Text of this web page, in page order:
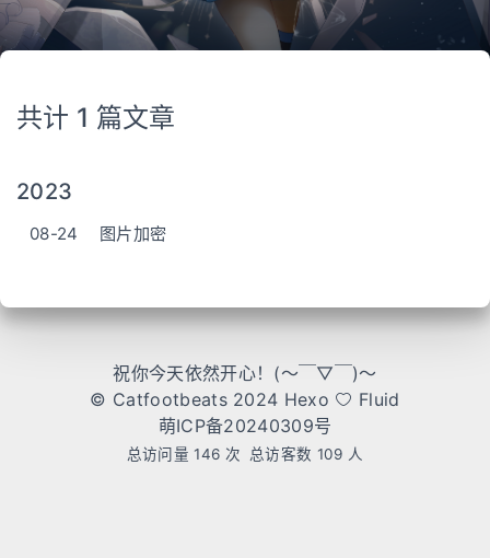
共计 1 篇文章
2023
08-24 图片加密
祝你今天依然开心！(～￣▽￣)～
© Catfootbeats 2024 Hexo
Fluid
萌ICP备20240309号
总访问量146 次 总访客数 109 人